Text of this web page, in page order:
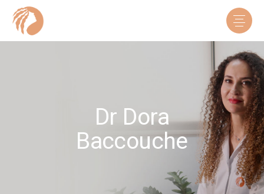
Dr Dora
Baccouche